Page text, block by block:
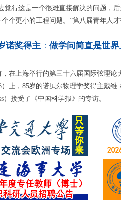
突破封锁，他们稳稳守护北京时间
觉得这是一个很难直接解决的问题，
个个更小的工程问题。”第八届青年人
诺奖得主：做学问简直是世
，在上海举行的第三十六届国际弦理论
）上，85岁的诺贝尔物理学奖得主戴维
）接受了《中国科学报》的专访。